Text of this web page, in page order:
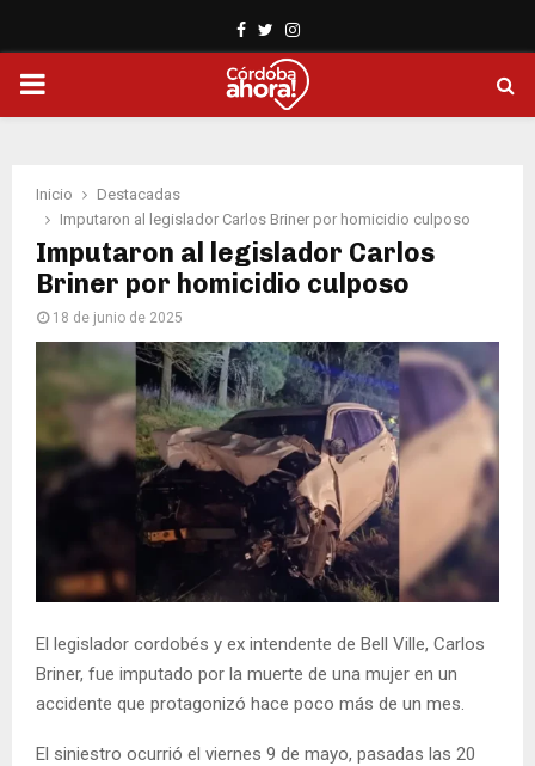
Facebook
TwitterInstagram
PRIMARY
Inicio
Destacadas
Imputaron al legislador Carlos Briner por homicidio culposo
Imputaron al legislador Carlos
Briner por homicidio culposo
18 de junio de 2025
El legislador cordobés y ex intendente de Bell Ville, Carlos
Briner, fue imputado por la muerte de una mujer en un
accidente que protagonizó hace poco más de un mes.
El siniestro ocurrió el viernes 9 de mayo, pasadas las 20